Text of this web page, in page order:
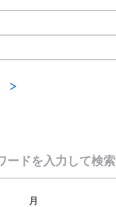
ードを入力して検索
月